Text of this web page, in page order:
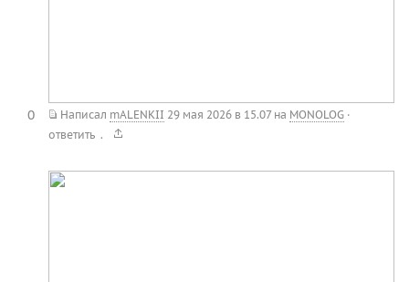
Написал mALENKII 29 мая 2026 в 15.07на MONOLOG ·
ответить .
0